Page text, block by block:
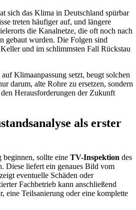
sich das Klima in Deutschland spürbar
treten häufiger auf, und längere
die Kanalnetze, die oft noch nach
gebaut wurden. Die Folgen sind
und im schlimmsten Fall Rückstau
Klimaanpassung setzt, beugt solchen
darum, alte Rohre zu ersetzen, sondern
Herausforderungen der Zukunft
als erster
sollte eine TV-Inspektion des
Diese liefert ein genaues Bild vom
eventuelle Schäden oder
Fachbetrieb kann anschließend
eine Teilsanierung oder eine komplette